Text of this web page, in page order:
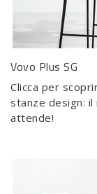
Vovo Plus SG
Clicca per
stanze design:
attende!